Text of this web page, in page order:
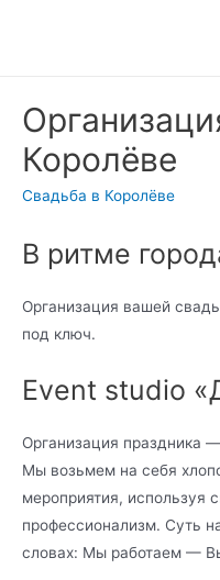
Королёве
Свадьба в Королёве
В ритме
Организация вашей
под ключ.
Event studio
Организация праздника
Мы возьмем на себя
мероприятия, используя
профессионализм. Суть
словах: Мы работаем —